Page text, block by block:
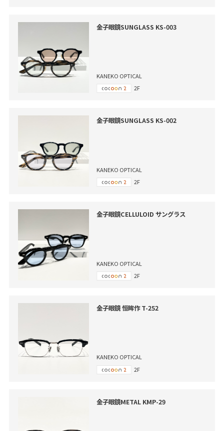
金子眼鏡SUNGLASS KS-003
KANEKO OPTICAL
2F
金子眼鏡SUNGLASS KS-002
KANEKO OPTICAL
2F
金子眼鏡CELLULOID サングラス
KANEKO OPTICAL
2F
金子眼鏡 恒眸作 T-252
KANEKO OPTICAL
2F
金子眼鏡METAL KMP-29